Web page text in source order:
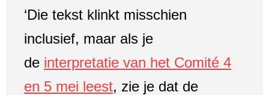
‘Die tekst klinkt misschien
inclusief, maar als je
de interpretatie van het Comité 4
en 5 mei leest, zie je dat de